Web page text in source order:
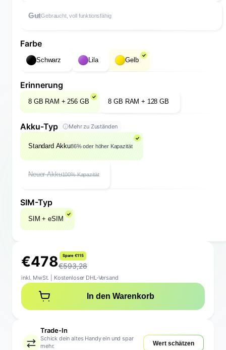
€478 Spare €115
€593,28
inkl. MwSt. Kostenloser DHL-Versand
In den Warenkorb
Trade-In
Schick dein altes Handy ein und spar
mehr.
Wert schätzen
GutGebraucht, voll funktionsfähig
Farbe
Schwarz Lila Gelb
Erinnerung
8 GB RAM + 256 GB 8 GB RAM + 128 GB
Akku-Typ Mehr zu Zuständen
Standard Akku86% oder höher Kapazität
Neuer Akku100% Kapazität
SIM-Typ
SIM + eSIM